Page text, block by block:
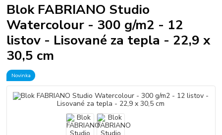
Blok FABRIANO Studio
Watercolour - 300 g/m2 - 12
listov - Lisované za tepla - 22,9 x
30,5 cm
Novinka